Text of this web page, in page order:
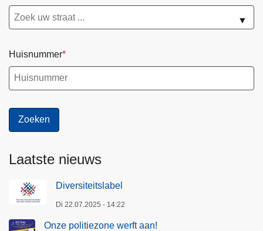
▼
Huisnummer
Laatste nieuws
Diversiteitslabel
Di 22.07.2025 - 14:22
Onze politiezone werft aan!